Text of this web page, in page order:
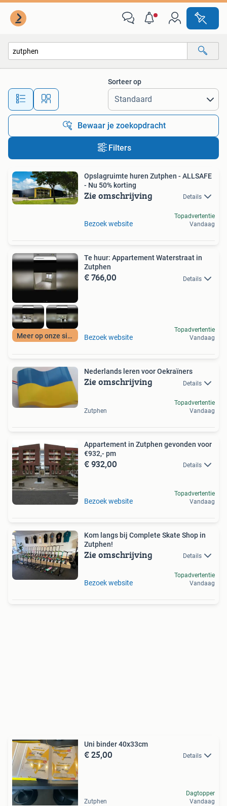
Alle afstanden…
Sorteer op
Bewaar je zoekopdracht
Filters
Opslagruimte huren Zutphen - ALLSAFE
- Nu 50% korting
Zie omschrijving Details
Bezoek website
Topadvertentie
Vandaag
Meer op onze site
Te huur: Appartement Waterstraat in
Zutphen
€ 766,00 Details
Bezoek website
Topadvertentie
Vandaag
Nederlands leren voor Oekraïners
Zie omschrijving Details
Zutphen
Topadvertentie
Vandaag
Appartement in Zutphen gevonden voor
€932,- pm
€ 932,00 Details
Bezoek website
Topadvertentie
Vandaag
Kom langs bij Complete Skate Shop in
Zutphen!
Zie omschrijving Details
Bezoek website
Topadvertentie
Vandaag
Uni binder 40x33cm
€ 25,00 Details
Zutphen
Dagtopper
Vandaag